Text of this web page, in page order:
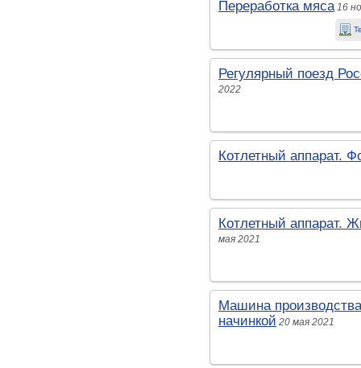
Переработка мяса 16
Регулярный поезд
2022
Котлетный аппарат.
Котлетный аппарат.
мая 2021
Машина
начинкой 20 мая 2021